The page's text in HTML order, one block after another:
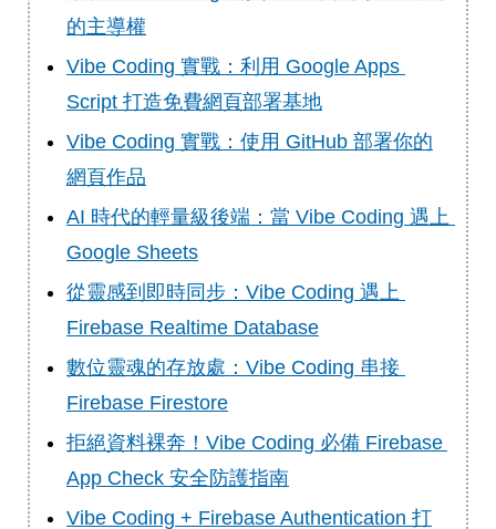
的主導權
Vibe Coding 實戰：利用 Google Apps
Script 打造免費網頁部署基地
Vibe Coding 實戰：使用 GitHub 部署你的
網頁作品
AI 時代的輕量級後端：當 Vibe Coding 遇上
Google Sheets
從靈感到即時同步：Vibe Coding 遇上
Firebase Realtime Database
數位靈魂的存放處：Vibe Coding 串接
Firebase Firestore
拒絕資料裸奔！Vibe Coding 必備 Firebase
App Check 安全防護指南
Vibe Coding + Firebase Authentication 打